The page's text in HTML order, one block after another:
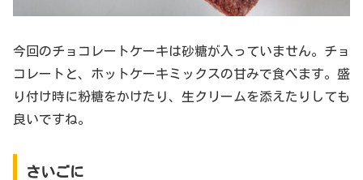
今回のチョコレートケーキは砂糖が入っていません。チョ
コレートと、ホットケーキミックスの甘みで食べます。盛
り付け時に粉糖をかけたり、生クリームを添えたりしても
良いですね。
さいごに